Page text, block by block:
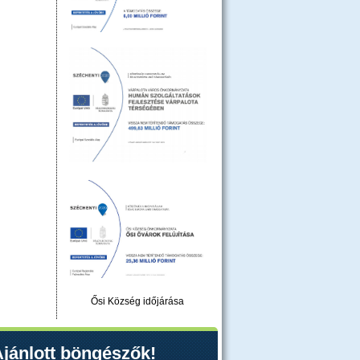
Ősi Község időjárása
böngészők!